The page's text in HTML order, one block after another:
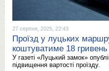
27 серпня, 2025, 22:43
Проїзд у луцьких
коштуватиме 18 гривень
У газеті «Луцький замок»
підвищення вартості проїзду.